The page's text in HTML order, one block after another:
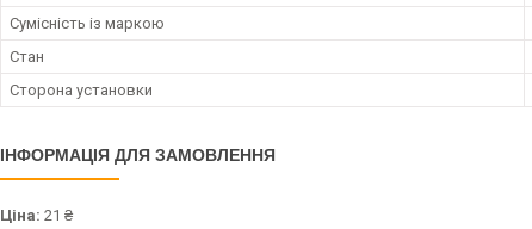
Сумісність із маркою
Стан
Сторона установки
ІНФОРМАЦІЯ ДЛЯ ЗАМОВЛЕННЯ
Ціна: 21 ₴